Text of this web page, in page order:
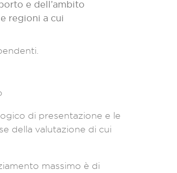
e dell’ambito
regioni a cui
di presentazione e le
della valutazione di cui
massimo è di